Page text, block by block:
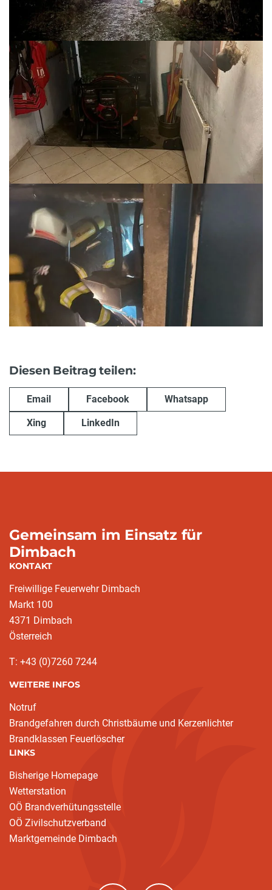
Diesen Beitrag teilen:
Email Facebook Whatsapp
Xing LinkedIn
Gemeinsam im Einsatz für
Dimbach
KONTAKT
Freiwillige Feuerwehr Dimbach
Markt 100
4371 Dimbach
Österreich
T: +43 (0)7260 7244
WEITERE INFOS
Notruf
Brandgefahren durch Christbäume und Kerzenlichter
Brandklassen Feuerlöscher
LINKS
Bisherige Homepage
Wetterstation
OÖ Brandverhütungsstelle
OÖ Zivilschutzverband
Marktgemeinde Dimbach